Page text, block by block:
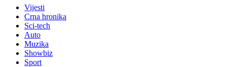
Vijesti
Crna hronika
Sci-tech
Auto
Muzika
Showbiz
Sport